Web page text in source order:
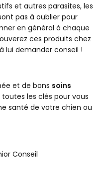
et autres parasites, les
pas à oublier pour
en général à chaque
ces produits chez
lui demander conseil !
et de bons soins
les clés pour vous
santé de votre chien ou
Conseil